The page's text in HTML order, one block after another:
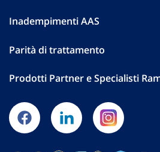
Inadempimenti AAS
Parità di trattamento
Prodotti Partner e Specialisti